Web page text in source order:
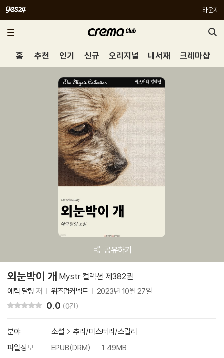
라운지
홈 추천 인기 신규 오리지널 내서재 크레마샵
공유하기
외눈박이 개 Mystr 컬렉션 제382권
에릭 달링 저 위즈덤커넥트 2023년 10월 27일
0.0 (0건)
분야 소설 > 추리/미스터리/스릴러
파일정보
EPUB(DRM)
1.49MB